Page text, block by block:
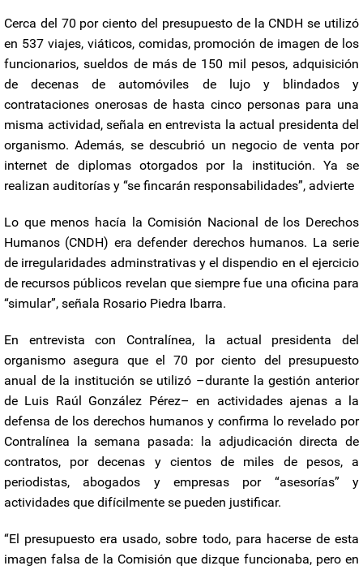
Cerca del 70 por ciento del presupuesto de la CNDH se utilizó
en 537 viajes, viáticos, comidas, promoción de imagen de los
funcionarios, sueldos de más de 150 mil pesos, adquisición
de decenas de automóviles de lujo y blindados y
contrataciones onerosas de hasta cinco personas para una
misma actividad, señala en entrevista la actual presidenta del
organismo. Además, se descubrió un negocio de venta por
internet de diplomas otorgados por la institución. Ya se
realizan auditorías y “se fincarán responsabilidades”, advierte
Lo que menos hacía la Comisión Nacional de los Derechos
Humanos (CNDH) era defender derechos humanos. La serie
de irregularidades adminstrativas y el dispendio en el ejercicio
de recursos públicos revelan que siempre fue una oficina para
“simular”, señala Rosario Piedra Ibarra.
En entrevista con Contralínea, la actual presidenta del
organismo asegura que el 70 por ciento del presupuesto
anual de la institución se utilizó –durante la gestión anterior
de Luis Raúl González Pérez– en actividades ajenas a la
defensa de los derechos humanos y confirma lo revelado por
Contralínea la semana pasada: la adjudicación directa de
contratos, por decenas y cientos de miles de pesos, a
periodistas, abogados y empresas por “asesorías” y
actividades que difícilmente se pueden justificar.
“El presupuesto era usado, sobre todo, para hacerse de esta
imagen falsa de la Comisión que dizque funcionaba, pero en